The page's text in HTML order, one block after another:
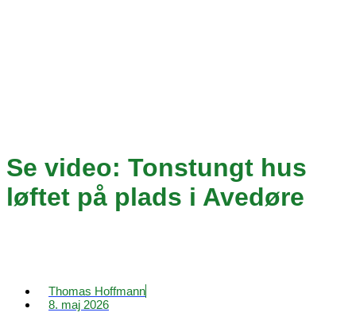
Se video: Tonstungt hus
løftet på plads i Avedøre
Thomas Hoffmann
8. maj 2026